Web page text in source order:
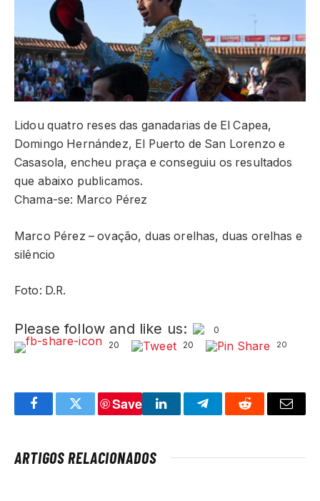
Lidou quatro reses das ganadarias de El Capea,
Domingo Hernández, El Puerto de San Lorenzo e
Casasola, encheu praça e conseguiu os resultados
que abaixo publicamos.
Chama-se: Marco Pérez
Marco Pérez – ovação, duas orelhas, duas orelhas e
silêncio
Foto: D.R.
Please follow and like us:
0
20
20 20
FacebookTwitter
Save
LinkedInTelegramReddit Email
ARTIGOS RELACIONADOS